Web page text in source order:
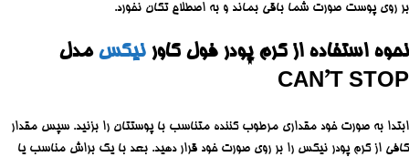
بر روی پوست صورت شما باقی بماند و به اصطلاح تکان نخورد.
نحوه استفاده از کرم پودر فول کاورنیکس مدل
CAN’T STOP
ابتدا به صورت خود مقداری مرطوب کننده متناسب با پوستتان را بزنید. سپس مقدار
کافی از کرم پودر نیکس را بر روی صورت خود قرار دهید. بعد با یک براش مناسب یا